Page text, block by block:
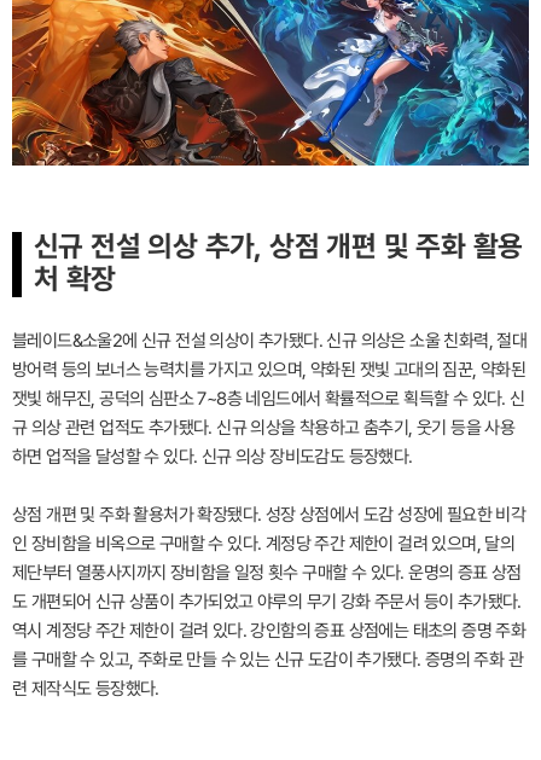
신규 전설 의상 추가, 상점 개편 및 주화 활용
처 확장
블레이드&소울2에 신규 전설 의상이 추가됐다. 신규 의상은 소울 친화력, 절대
방어력 등의 보너스 능력치를 가지고 있으며, 약화된 잿빛 고대의 짐꾼, 약화된
잿빛 해무진, 공덕의 심판소 7~8층 네임드에서 확률적으로 획득할 수 있다. 신
규 의상 관련 업적도 추가됐다. 신규 의상을 착용하고 춤추기, 웃기 등을 사용
하면 업적을 달성할 수 있다. 신규 의상 장비도감도 등장했다.
상점 개편 및 주화 활용처가 확장됐다. 성장 상점에서 도감 성장에 필요한 비각
인 장비함을 비옥으로 구매할 수 있다. 계정당 주간 제한이 걸려 있으며, 달의
제단부터 열풍사지까지 장비함을 일정 횟수 구매할 수 있다. 운명의 증표 상점
도 개편되어 신규 상품이 추가되었고 야루의 무기 강화 주문서 등이 추가됐다.
역시 계정당 주간 제한이 걸려 있다. 강인함의 증표 상점에는 태초의 증명 주화
를 구매할 수 있고, 주화로 만들 수 있는 신규 도감이 추가됐다. 증명의 주화 관
련 제작식도 등장했다.